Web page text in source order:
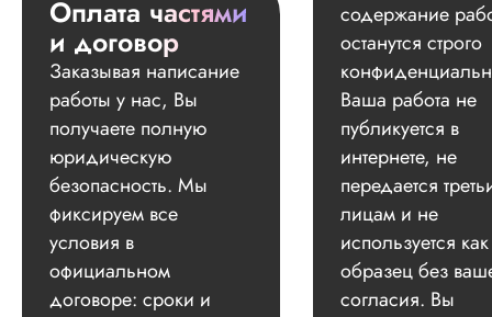
Оплата частями
и договор
Заказывая написание
работы у нас, Вы
получаете полную
юридическую
безопасность. Мы
фиксируем все
условия в
официальном
договоре: сроки и
содержание
останутся строго
Ваша работа не
публикуется в
интернете, не
передается
лицам и не
используется как
образец без
согласия. Вы